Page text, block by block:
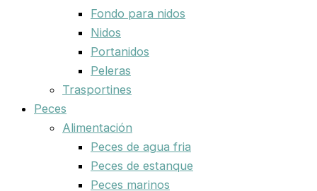
Fondo para nidos
Nidos
Portanidos
Peleras
Trasportines
Peces
Alimentación
Peces de agua fria
Peces de estanque
Peces marinos